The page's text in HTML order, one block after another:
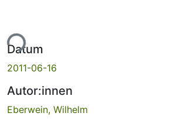
Datum
2011-06-16
Autor:innen
Eberwein, Wilhelm